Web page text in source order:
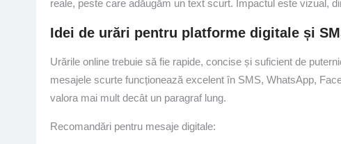
reale, peste care adăugăm un text scurt. Impactul este vizual,
Idei de urări pentru platforme digitale și
Urările online trebuie să fie rapide, concise și suficient de
mesajele scurte funcționează excelent în SMS, WhatsApp,
valora mai mult decât un paragraf lung.
Recomandări pentru mesaje digitale: